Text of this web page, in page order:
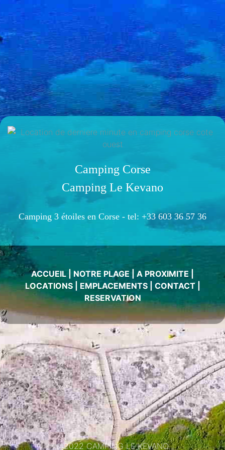
Camping Corse
Camping Le Kevano
Camping 3 étoiles en Corse - tel: +33 603 36 57 36
ACCUEIL NOTRE PLAGE A PROXIMITE
LOCATIONS| EMPLACEMENTS| CONTACT|
RESERVATION
©2022 CAMPING LE KEVANO